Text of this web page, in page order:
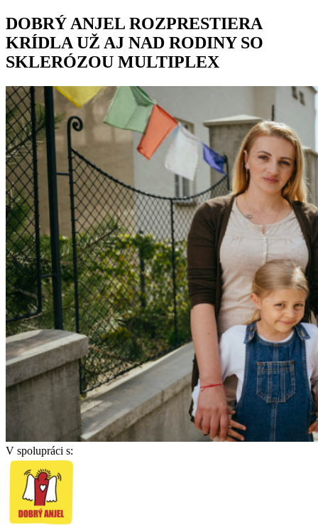
DOBRÝ ANJEL ROZPRESTIERA
KRÍDLA UŽ AJ NAD RODINY SO
SKLERÓZOU MULTIPLEX
V spolupráci s: